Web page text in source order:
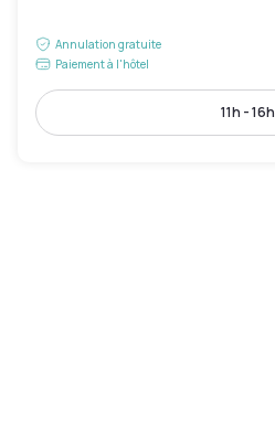
Annulation gratuite
Paiement à l'hôtel
11h - 16h